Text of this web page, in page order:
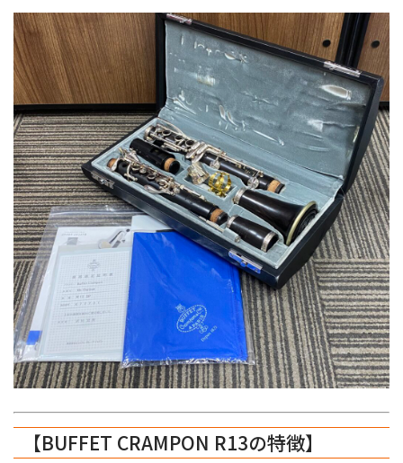
【BUFFET CRAMPON R13の特徴】